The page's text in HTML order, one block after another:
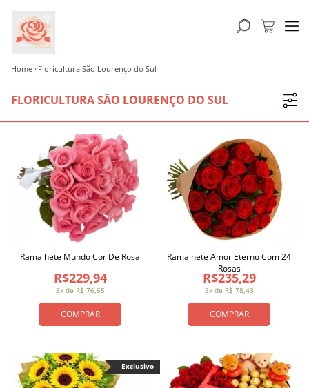
Home Floricultura São Lourenço do Sul
FLORICULTURA SÃO LOURENÇO DO SUL
COMPRAR
3x de R$ 76,65
R$229,94
Ramalhete Mundo Cor De Rosa
COMPRAR
3x de R$ 78,43
R$235,29
Ramalhete Amor Eterno Com 24
Rosas
Exclusivo